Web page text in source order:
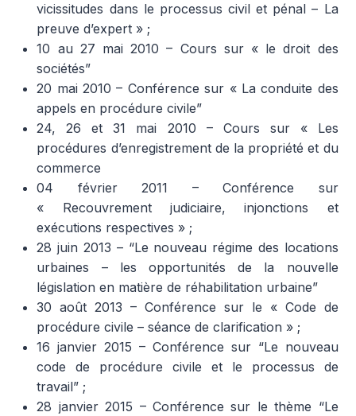
vicissitudes dans le processus civil et pénal – La
preuve d’expert » ;
10 au 27 mai 2010 – Cours sur « le droit des
sociétés”
20 mai 2010 – Conférence sur « La conduite des
appels en procédure civile”
24, 26 et 31 mai 2010 – Cours sur « Les
procédures d’enregistrement de la propriété et du
commerce
04 février 2011 – Conférence sur
« Recouvrement judiciaire, injonctions et
exécutions respectives » ;
28 juin 2013 – “Le nouveau régime des locations
urbaines – les opportunités de la nouvelle
législation en matière de réhabilitation urbaine”
30 août 2013 – Conférence sur le « Code de
procédure civile – séance de clarification » ;
16 janvier 2015 – Conférence sur “Le nouveau
code de procédure civile et le processus de
travail” ;
28 janvier 2015 – Conférence sur le thème “Le